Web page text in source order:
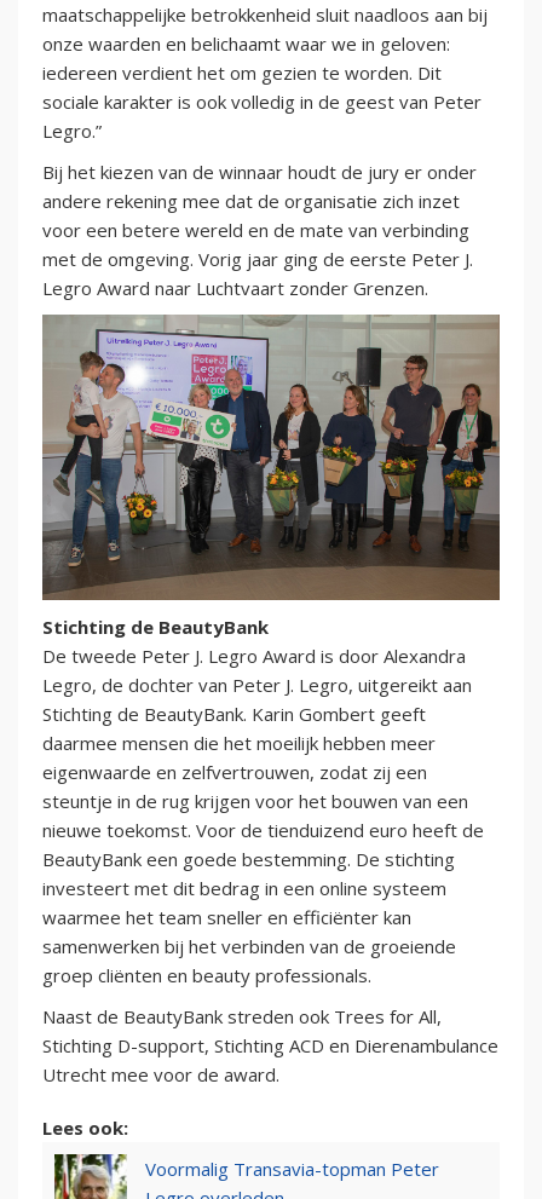
maatschappelijke betrokkenheid sluit naadloos aan bij
onze waarden en belichaamt waar we in geloven:
iedereen verdient het om gezien te worden. Dit
sociale karakter is ook volledig in de geest van Peter
Legro.”
Bij het kiezen van de winnaar houdt de jury er onder
andere rekening mee dat de organisatie zich inzet
voor een betere wereld en de mate van verbinding
met de omgeving. Vorig jaar ging de eerste Peter J.
Legro Award naar Luchtvaart zonder Grenzen.
Stichting de BeautyBank
De tweede Peter J. Legro Award is door Alexandra
Legro, de dochter van Peter J. Legro, uitgereikt aan
Stichting de BeautyBank. Karin Gombert geeft
daarmee mensen die het moeilijk hebben meer
eigenwaarde en zelfvertrouwen, zodat zij een
steuntje in de rug krijgen voor het bouwen van een
nieuwe toekomst. Voor de tienduizend euro heeft de
BeautyBank een goede bestemming. De stichting
investeert met dit bedrag in een online systeem
waarmee het team sneller en efficiënter kan
samenwerken bij het verbinden van de groeiende
groep cliënten en beauty professionals.
Naast de BeautyBank streden ook Trees for All,
Stichting D-support, Stichting ACD en Dierenambulance
Utrecht mee voor de award.
Lees ook:
Voormalig Transavia-topman Peter